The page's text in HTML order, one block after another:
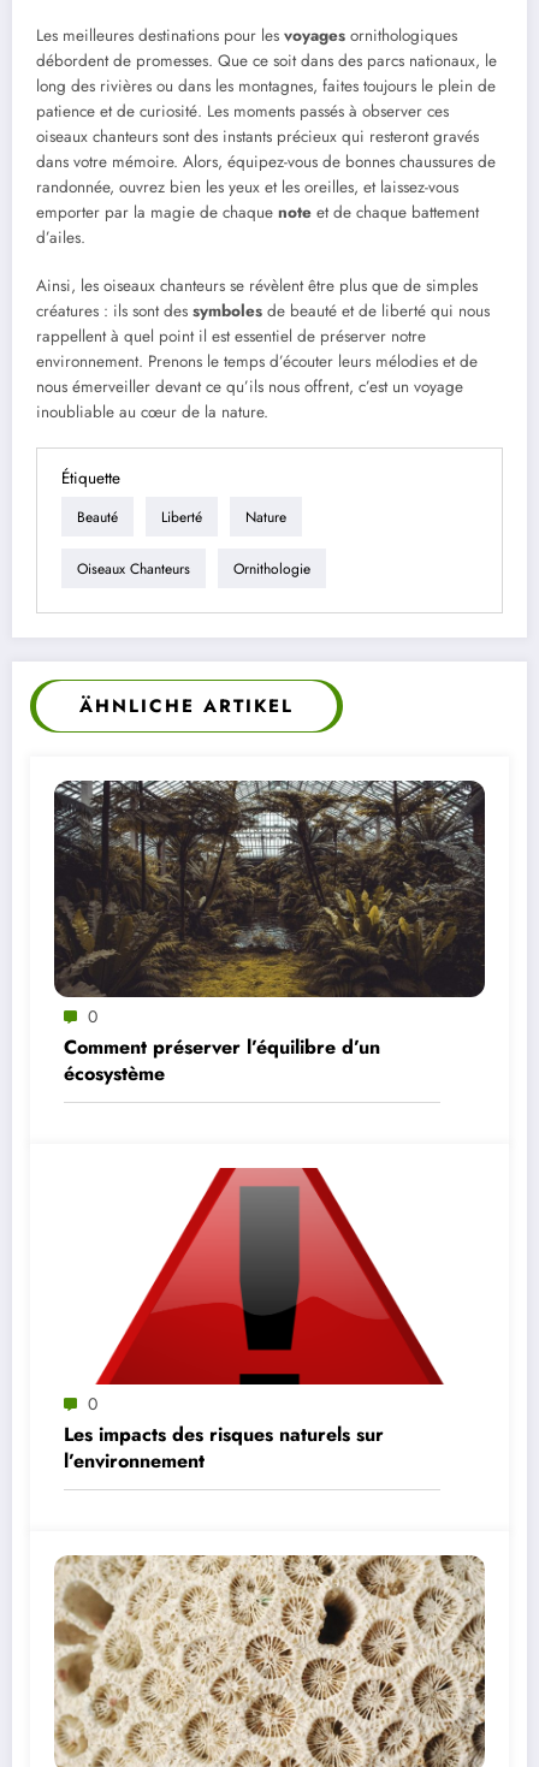
Les meilleures destinations pour les voyages ornithologiques
débordent de promesses. Que ce soit dans des parcs nationaux, le
long des rivières ou dans les montagnes, faites toujours le plein de
patience et de curiosité. Les moments passés à observer ces
oiseaux chanteurs sont des instants précieux qui resteront gravés
dans votre mémoire. Alors, équipez-vous de bonnes chaussures de
randonnée, ouvrez bien les yeux et les oreilles, et laissez-vous
emporter par la magie de chaque note et de chaque battement
d’ailes.
Ainsi, les oiseaux chanteurs se révèlent être plus que de simples
créatures : ils sont des symboles de beauté et de liberté qui nous
rappellent à quel point il est essentiel de préserver notre
environnement. Prenons le temps d’écouter leurs mélodies et de
nous émerveiller devant ce qu’ils nous offrent, c’est un voyage
inoubliable au cœur de la nature.
Étiquette
Beauté Liberté Nature
Oiseaux Chanteurs Ornithologie
ÄHNLICHE ARTIKEL
0
Comment préserver l’équilibre d’un
écosystème
0
Les impacts des risques naturels sur
l’environnement